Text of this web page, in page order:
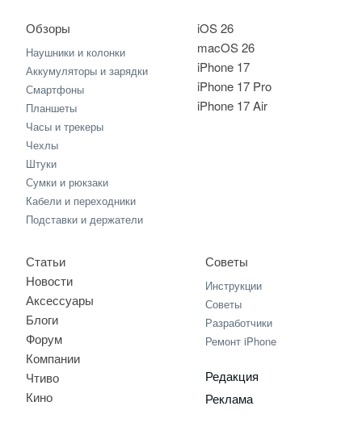
iOS 26
macOS 26
iPhone 17
iPhone 17 Pro
iPhone 17 Air
Обзоры
Наушники и колонки
Аккумуляторы и зарядки
Смартфоны
Планшеты
Часы и трекеры
Чехлы
Штуки
Сумки и рюкзаки
Кабели и переходники
Подставки и держатели
Статьи
Новости
Аксессуары
Блоги
Форум
Компании
Чтиво
Кино
Советы
Инструкции
Советы
Разработчики
Ремонт iPhone
Редакция
Реклама